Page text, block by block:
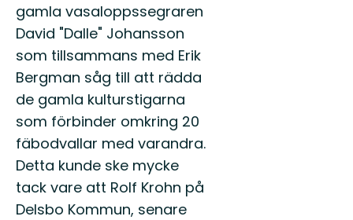
gamla vasaloppssegraren
David "Dalle" Johansson
som tillsammans med Erik
Bergman såg till att rädda
de gamla kulturstigarna
som förbinder omkring 20
fäbodvallar med varandra.
Detta kunde ske mycke
tack vare att Rolf Krohn på
Delsbo Kommun, senare